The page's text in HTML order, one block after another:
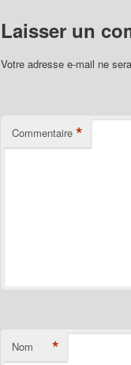
Laisser un
Votre adresse e-mail ne
Commentaire *
Nom *